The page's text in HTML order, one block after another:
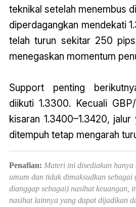
teknikal setelah menembus
diperdagangkan mendekati
telah turun sekitar 250
menegaskan momentum
Support penting
diikuti 1.3300. Kecuali
kisaran 1.3400–1.3420,
ditempuh tetap mengarah
Penafian: Materi ini disediakan
umum dan tidak dimaksudkan sebagai
dianggap sebagai) nasihat keuangan,
nasihat lainnya yang dapat dijadikan